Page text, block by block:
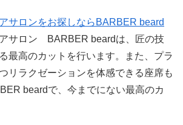
サロンをお探しならBARBER beard
サロン BARBER beardは、匠の技
最高のカットを行います。また、プラ
リラクゼーションを体感できる座席も
beardで、今までにない最高のカ